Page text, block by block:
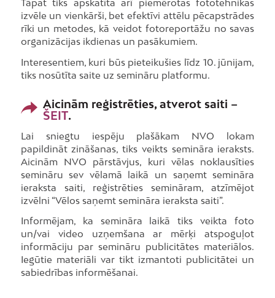
Tāpat tiks apskatīta arī piemērotas fototehnikas
izvēle un vienkārši, bet efektīvi attēlu pēcapstrādes
rīki un metodes, kā veidot fotoreportāžu no savas
organizācijas ikdienas un pasākumiem.
Interesentiem, kuri būs pieteikušies līdz 10. jūnijam,
tiks nosūtīta saite uz semināru platformu.
Aicinām reģistrēties, atverot saiti –
ŠEIT.
Lai sniegtu iespēju plašākam NVO lokam
papildināt zināšanas, tiks veikts semināra ieraksts.
Aicinām NVO pārstāvjus, kuri vēlas noklausīties
semināru sev vēlamā laikā un saņemt semināra
ieraksta saiti, reģistrēties semināram, atzīmējot
izvēlni “Vēlos saņemt semināra ieraksta saiti”.
Informējam, ka semināra laikā tiks veikta foto
un/vai video uzņemšana ar mērķi atspoguļot
informāciju par semināru publicitātes materiālos.
Iegūtie materiāli var tikt izmantoti publicitātei un
sabiedrības informēšanai.